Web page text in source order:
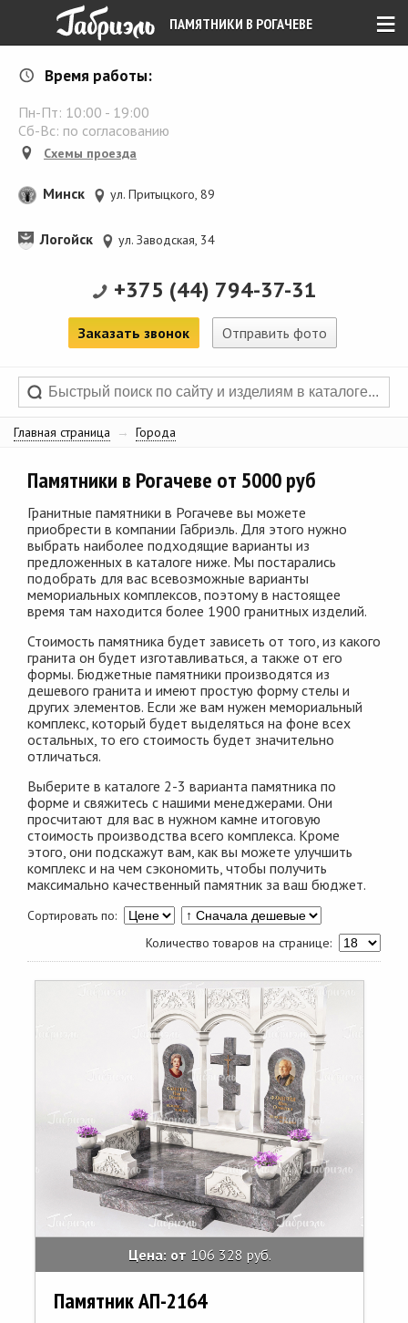
≡
ПАМЯТНИКИ В РОГАЧЕВЕ
Время работы:
Пн-Пт: 10:00 - 19:00
Сб-Вс: по согласованию
Схемы проезда
Минск ул. Притыцкого, 89
Логойск ул. Заводская, 34
+375 (44) 794-37-31
Заказать звонок Отправить фото
Главная страница → Города
Памятники в Рогачеве от 5000 руб
Гранитные памятники в Рогачеве вы можете
приобрести в компании Габриэль. Для этого нужно
выбрать наиболее подходящие варианты из
предложенных в каталоге ниже. Мы постарались
подобрать для вас всевозможные варианты
мемориальных комплексов, поэтому в настоящее
время там находится более 1900 гранитных изделий.
Стоимость памятника будет зависеть от того, из какого
гранита он будет изготавливаться, а также от его
формы. Бюджетные памятники производятся из
дешевого гранита и имеют простую форму стелы и
других элементов. Если же вам нужен мемориальный
комплекс, который будет выделяться на фоне всех
остальных, то его стоимость будет значительно
отличаться.
Выберите в каталоге 2-3 варианта памятника по
форме и свяжитесь с нашими менеджерами. Они
просчитают для вас в нужном камне итоговую
стоимость производства всего комплекса. Кроме
этого, они подскажут вам, как вы можете улучшить
комплекс и на чем сэкономить, чтобы получить
максимально качественный памятник за ваш бюджет.
Сортировать по:
Количество товаров на странице:
Цена: от 106 328 руб.
Памятник АП-2164